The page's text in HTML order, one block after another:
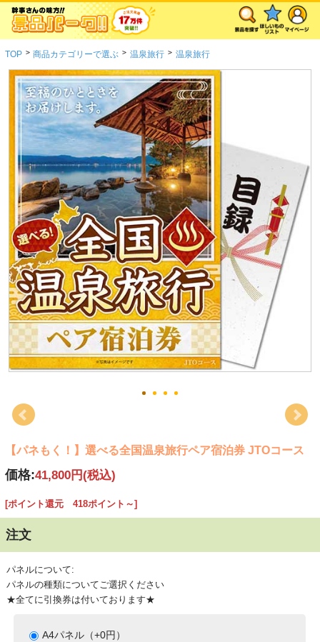
TOP > 商品カテゴリーで選ぶ > 温泉旅行 > 温泉旅行
【パネもく！】選べる全国温泉旅行ペア宿泊券 JTOコース
価格:41,800円(税込)
[ポイント還元 418ポイント～]
注文
パネルについて:
パネルの種類についてご選択ください
★全てに引換券は付いております★
A4パネル（+0円）